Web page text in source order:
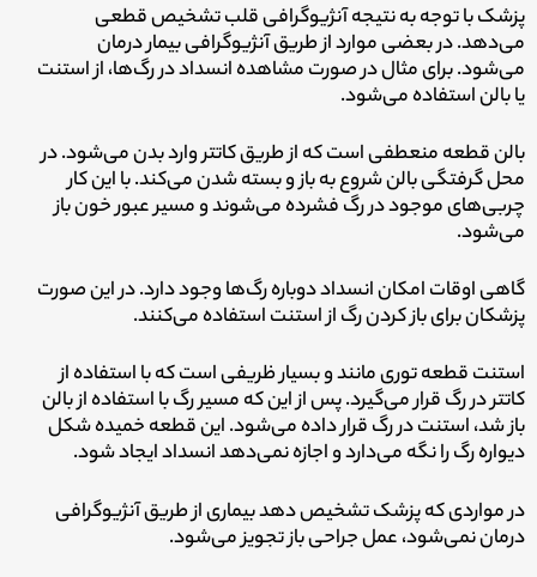
پزشک با توجه به نتیجه آنژیوگرافی قلب تشخیص قطعی
می‌دهد. در بعضی موارد از طریق آنژیوگرافی بیمار درمان
می‌شود. برای مثال در صورت مشاهده انسداد در رگ‌ها، از استنت
یا بالن استفاده می‌شود.
بالن قطعه منعطفی است که از طریق کاتتر وارد بدن می‌شود. در
محل گرفتگی بالن شروع به باز و بسته شدن می‌کند. با این کار
چربی‌های موجود در رگ فشرده می‌شوند و مسیر عبور خون باز
می‌شود.
گاهی اوقات امکان انسداد دوباره رگ‌ها وجود دارد. در این صورت
پزشکان برای باز کردن رگ از استنت استفاده می‌کنند.
استنت قطعه توری مانند و بسیار ظریفی است که با استفاده از
کاتتر در رگ قرار می‌گیرد. پس از این که مسیر رگ با استفاده از بالن
باز شد، استنت در رگ قرار داده می‌شود. این قطعه خمیده شکل
دیواره رگ را نگه می‌دارد و اجازه نمی‌دهد انسداد ایجاد شود.
در مواردی که پزشک تشخیص دهد بیماری از طریق آنژیوگرافی
درمان نمی‌شود، عمل جراحی باز تجویز می‌شود.